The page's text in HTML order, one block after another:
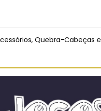
Quebra-Cabeças e